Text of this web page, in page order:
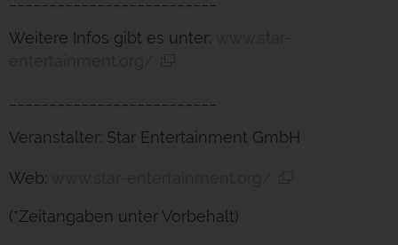
Weitere Infos gibt es unter:
Veranstalter: Star Entertainment GmbH
Web:
(*Zeitangaben unter Vorbehalt)